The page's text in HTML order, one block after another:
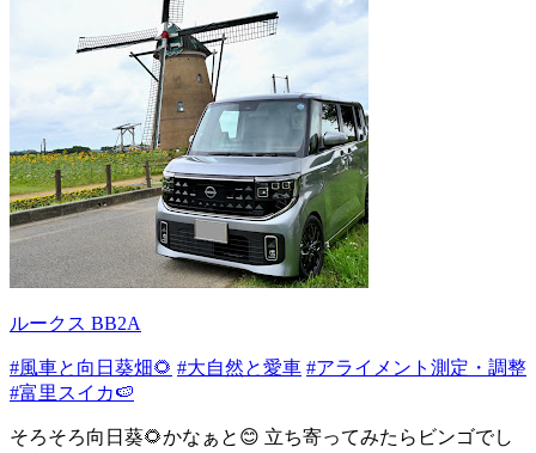
ルークス BB2A
#風車と向日葵畑🌻 #大自然と愛車 #アライメント測定・調整
#富里スイカ🍉
そろそろ向日葵🌻かなぁと😊 立ち寄ってみたらビンゴでし